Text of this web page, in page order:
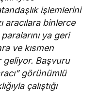
işlemlerini
aracılara binlerce
ya geri
ve kısmen
geliyor. Başvuru
görünümlü
çalıştığı